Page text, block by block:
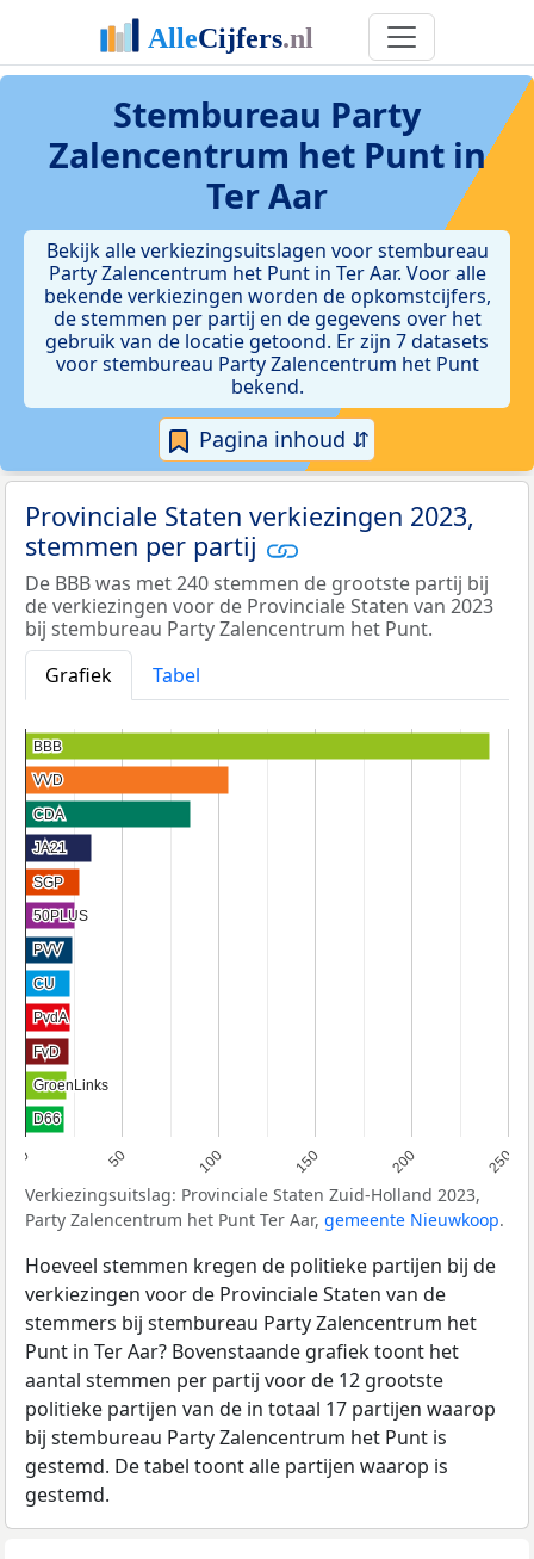
Stembureau Party
Zalencentrum het Punt in
Ter Aar
Bekijk alle verkiezingsuitslagen voor stembureau
Party Zalencentrum het Punt in Ter Aar. Voor alle
bekende verkiezingen worden de opkomstcijfers,
de stemmen per partij en de gegevens over het
gebruik van de locatie getoond. Er zijn 7 datasets
voor stembureau Party Zalencentrum het Punt
bekend.
Pagina inhoud ⇵
Provinciale Staten verkiezingen 2023,
stemmen per partij
De BBB was met 240 stemmen de grootste partij bij
de verkiezingen voor de Provinciale Staten van 2023
bij stembureau Party Zalencentrum het Punt.
Grafiek
Tabel
0 50 100 150 200 250
BBB
BBB
VVD
VVD
CDA
CDA
JA21
JA21
SGP
SGP
50PLUS
50PLUS
PVV
PVV
CU
CU
PvdA
PvdA
FvD
FvD
GroenLinks
GroenLinks
D66
D66
Verkiezingsuitslag: Provinciale Staten Zuid-Holland 2023,
Party Zalencentrum het Punt Ter Aar, gemeente Nieuwkoop.
Hoeveel stemmen kregen de politieke partijen bij de
verkiezingen voor de Provinciale Staten van de
stemmers bij stembureau Party Zalencentrum het
Punt in Ter Aar? Bovenstaande grafiek toont het
aantal stemmen per partij voor de 12 grootste
politieke partijen van de in totaal 17 partijen waarop
bij stembureau Party Zalencentrum het Punt is
gestemd. De tabel toont alle partijen waarop is
gestemd.